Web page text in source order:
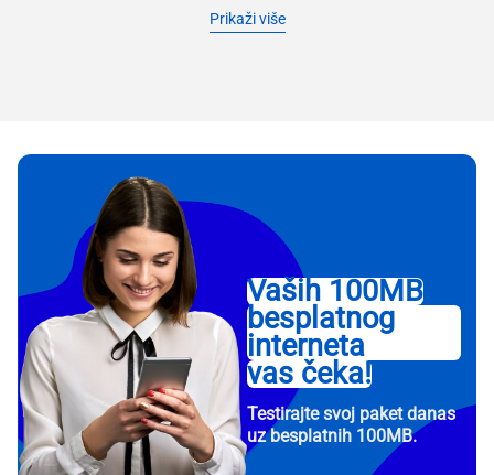
Prikaži više
Vaših 100MB
besplatnog
interneta
vas čeka!
Testirajte svoj paket danas
uz besplatnih 100MB.